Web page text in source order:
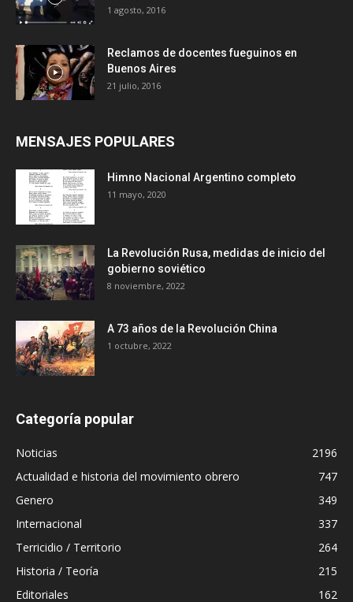
1 agosto, 2016
Reclamos de docentes fueguinos en
Buenos Aires
21 julio, 2016
MENSAJES POPULARES
Himno Nacional Argentino completo
11 mayo, 2020
La Revolución Rusa, medidas de inicio del
gobierno soviético
8 noviembre, 2022
A 73 años de la Revolución China
1 octubre, 2022
Categoría popular
Noticias
2196
Actualidad e historia del movimiento obrero
747
Genero
349
Internacional
337
Terricidio / Territorio
264
Historia / Teoría
215
Editoriales
162